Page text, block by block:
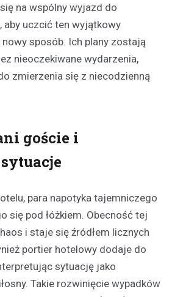
na wspólny wyjazd do
aby uczcić ten wyjątkowy
nowy sposób. Ich plany zostają
nieoczekiwane wydarzenia,
zmierzenia się z niecodzienną
goście i
para napotyka tajemniczego
się pod łóżkiem. Obecność tej
i staje się źródłem licznych
portier hotelowy dodaje do
sytuację jako
Takie rozwinięcie wypadków